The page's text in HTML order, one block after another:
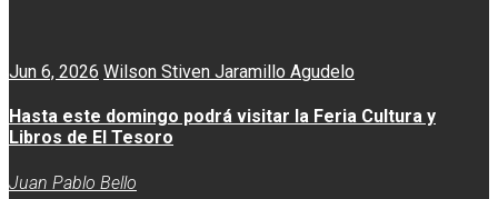
Jun 6, 2026 Wilson Stiven Jaramillo Agudelo
Hasta este domingo podrá visitar la Feria Cultura y
Libros de El Tesoro
Juan Pablo Bello